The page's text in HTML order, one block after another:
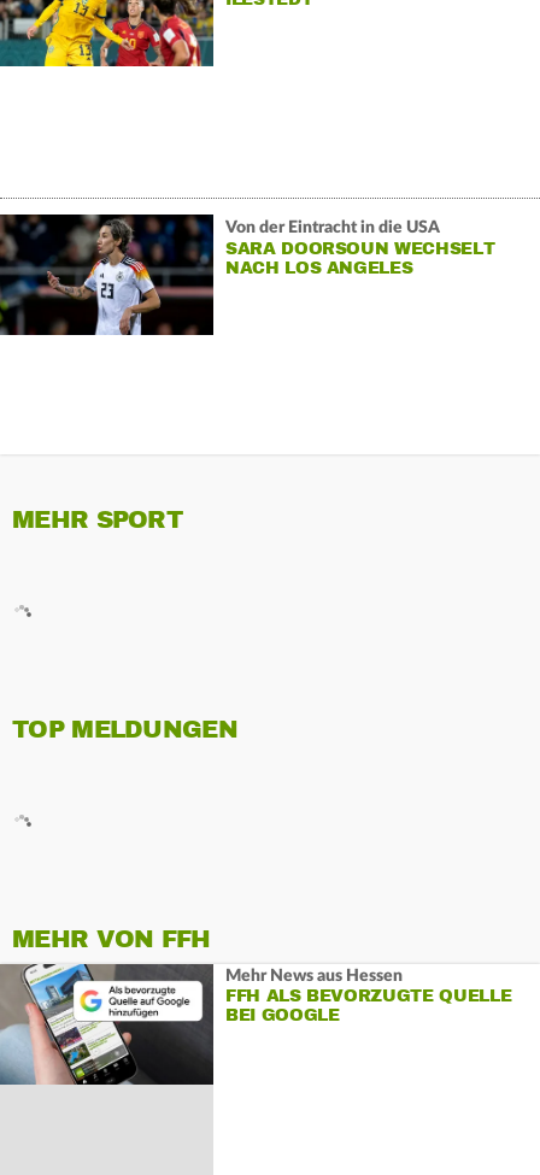
Von der Eintracht in die USA
SARA DOORSOUN WECHSELT
NACH LOS ANGELES
MEHR SPORT
TOP MELDUNGEN
MEHR VON FFH
Mehr News aus Hessen
FFH ALS BEVORZUGTE QUELLE
BEI GOOGLE